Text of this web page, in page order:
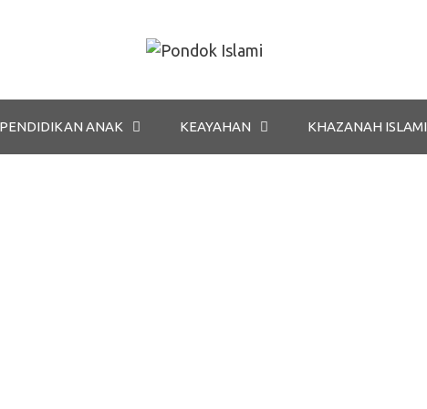
PENDIDIKAN ANAK KEAYAHAN KHAZANAH ISLAMI